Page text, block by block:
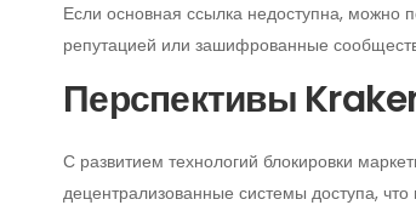
Если основная ссылка недоступна, можно
репутацией или зашифрованные
Перспективы
С развитием технологий блокировки
децентрализованные системы доступа, что